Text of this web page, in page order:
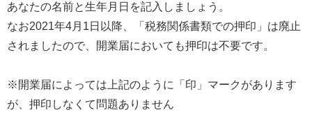
あなたの名前と生年月日を記入しましょう。
なお2021年4月1日以降、「税務関係書類での押印」は廃止
されましたので、開業届においても押印は不要です。
※開業届によっては上記のように「印」マークがあります
が、押印しなくて問題ありません